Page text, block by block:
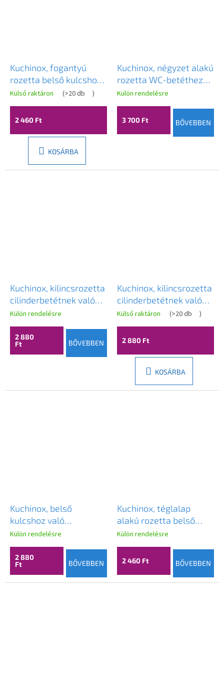
Kuchinox, fogantyú
rozetta belső kulcshoz,
platina, LAV-LK1_401S
Külső raktáron (>20 db )
2 460 Ft
KOSÁRBA
Kuchinox, négyzet alakú
rozetta WC-betéthez
50x50x10 mm, matt
arany, LAV-LK1_G03A
Külön rendelésre
3 700 Ft BŐVEBBEN
Kuchinox, kilincsrozetta
cilinderbetétnek való
furattal, matt arany,
LAV-LK1_G02A
Külön rendelésre
2 880
Ft
BŐVEBBEN
Kuchinox, kilincsrozetta
cilinderbetétnek való
furattal, szatén, LAV-
LO4_3M2R
Külső raktáron (>20 db )
2 880 Ft
KOSÁRBA
Kuchinox, belső
kulcshoz való
kilincsrozetta, matt
arany, LAV-LK1_G01A
Külön rendelésre
2 880
Ft
BŐVEBBEN
Kuchinox, téglalap
alakú rozetta belső
kulcshoz, szatén, LAV-
LP2_301A
Külön rendelésre
2 460 Ft BŐVEBBEN